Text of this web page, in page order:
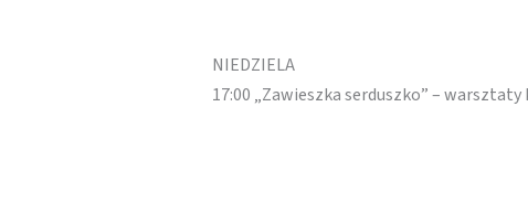
NIEDZIELA
17:00 „Zawieszka serduszko” –